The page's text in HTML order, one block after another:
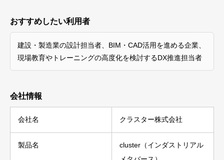
おすすめしたい利用者
建設・製造業の設計担当者、BIM・CAD活用を進める企業、
現場教育やトレーニングの高度化を検討するDX推進担当者
会社情報
会社名 クラスター株式会社
製品名
cluster（インダストリアル